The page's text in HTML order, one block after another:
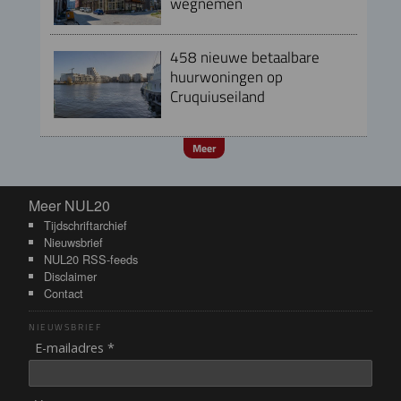
458 nieuwe betaalbare
huurwoningen op
Cruquiuseiland
Meer
Meer NUL20
Meer NUL20
Tijdschriftarchief
Nieuwsbrief
NUL20 RSS-feeds
Disclaimer
Contact
NIEUWSBRIEF
E-mailadres *